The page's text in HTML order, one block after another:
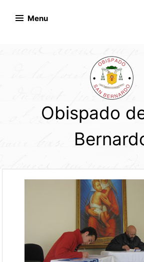
Menu
Obispado